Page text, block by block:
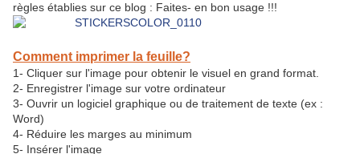
règles établies sur ce blog : Faites- en bon usage !!!
Comment imprimer la feuille?
1- Cliquer sur l'image pour obtenir le visuel en grand format.
2- Enregistrer l'image sur votre ordinateur
3- Ouvrir un logiciel graphique ou de traitement de texte (ex :
Word)
4- Réduire les marges au minimum
5- Insérer l'image